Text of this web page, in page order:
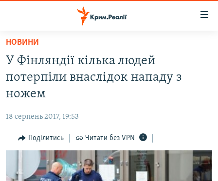
Перейти
основного
матеріалу
Перейти
до
основної
навігації
Перейти
до
ВІДЕО ТА ФОТО
БЛОГИ
ПОГЛЯД
ІНТЕРВ'Ю
ВСЕ ЗА ДЕНЬ
НОВИНИ
У Фінляндії кілька людей
потерпіли внаслідок нападу з
ножем
18 серпень 2017, 19:53
Поділитись Читати без VPN